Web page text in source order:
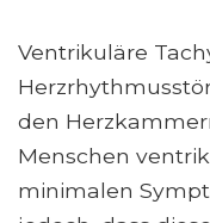
Ventrikuläre
den
Menschen
minimalen